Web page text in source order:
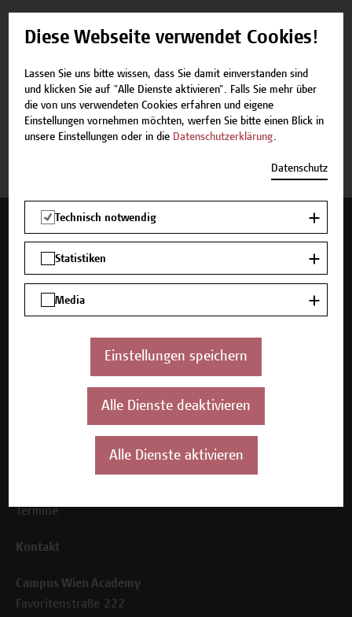
Termine und Bewerbung
Zurück zum Zertifikatsprogramm
Mehr Infos gewünscht?
Inhouse-Weiterbildung
Referenzen und Partner*innen
Termine
Kontakt
Campus Wien Academy
Favoritenstraße 222
Diese Webseite verwendet Cookies!
Lassen Sie uns bitte wissen, dass Sie damit einverstanden sind
und klicken Sie auf "Alle Dienste aktivieren". Falls Sie mehr über
die von uns verwendeten Cookies erfahren und eigene
Einstellungen vornehmen möchten, werfen Sie bitte einen Blick in
unsere Einstellungen oder in die Datenschutzerklärung.
Datenschutz
Technisch notwendig
Statistiken
Media
Einstellungen speichern
Alle Dienste deaktivieren
Alle Dienste aktivieren